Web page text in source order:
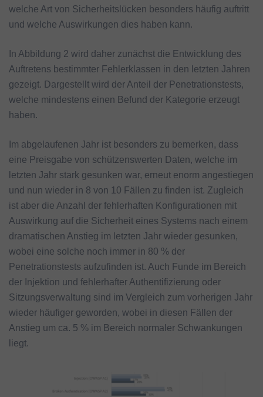
welche Art von Sicherheitslücken besonders häufig auftritt
und welche Auswirkungen dies haben kann.
In Abbildung 2 wird daher zunächst die Entwicklung des
Auftretens bestimmter Fehlerklassen in den letzten Jahren
gezeigt. Dargestellt wird der Anteil der Penetrationstests,
welche mindestens einen Befund der Kategorie erzeugt
haben.
Im abgelaufenen Jahr ist besonders zu bemerken, dass
eine Preisgabe von schützenswerten Daten, welche im
letzten Jahr stark gesunken war, erneut enorm angestiegen
und nun wieder in 8 von 10 Fällen zu finden ist. Zugleich
ist aber die Anzahl der fehlerhaften Konfigurationen mit
Auswirkung auf die Sicherheit eines Systems nach einem
dramatischen Anstieg im letzten Jahr wieder gesunken,
wobei eine solche noch immer in 80 % der
Penetrationstests aufzufinden ist. Auch Funde im Bereich
der Injektion und fehlerhafter Authentifizierung oder
Sitzungsverwaltung sind im Vergleich zum vorherigen Jahr
wieder häufiger geworden, wobei in diesen Fällen der
Anstieg um ca. 5 % im Bereich normaler Schwankungen
liegt.